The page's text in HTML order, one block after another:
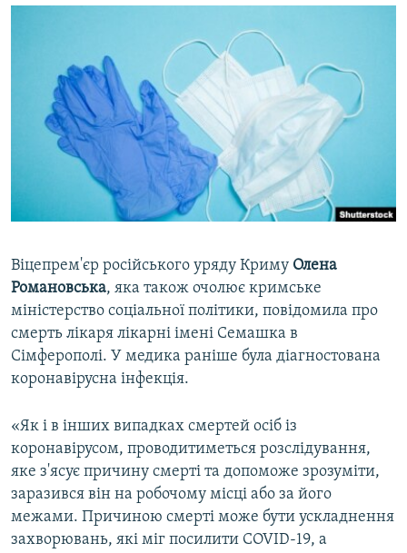
Перейти
ВСЕ ЗА ДЕНЬ
СПЕЦПРОЕКТИ
ДЕПОРТАЦІЯ
ВІДЕОУРОКИ «ELIFBE»
СВІДЧЕННЯ ОКУПАЦІЇ
ІНФОГРАФІКА
ЯК ОБІЙТИ БЛОКУВАННЯ
Qırımtatar
ДОЛУЧАЙСЯ!
Усі сайти RFE/RL
Віцепрем'єр російського уряду Криму Олена
Романовська, яка також очолює кримське
міністерство соціальної політики, повідомила про
смерть лікаря лікарні імені Семашка в
Сімферополі. У медика раніше була діагностована
коронавірусна інфекція.
«Як і в інших випадках смертей осіб із
коронавірусом, проводитиметься розслідування,
яке з'ясує причину смерті та допоможе зрозуміти,
заразився він на робочому місці або за його
межами. Причиною смерті може бути ускладнення
захворювань, які міг посилити COVID-19, а